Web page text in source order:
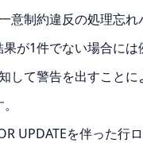
制約違反の処理忘れ
が1件でない場合に
て警告を出すことに
UPDATEを伴った行